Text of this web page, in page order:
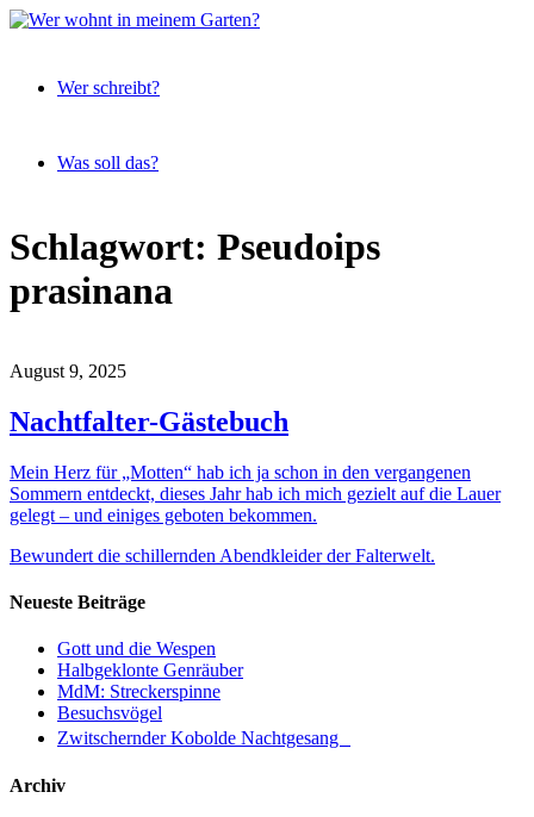
wohnt
meinem
vor der
Terrassentür
Wer schreibt?
Was soll das?
Skip
to
Schlagwort: Pseudoips
prasinana
August 9, 2025
Nachtfalter-Gästebuch
Mein Herz für „Motten“ hab ich ja schon in den vergangenen
Sommern entdeckt, dieses Jahr hab ich mich gezielt auf die Lauer
gelegt – und einiges geboten bekommen.
Bewundert die schillernden Abendkleider der Falterwelt.
Neueste Beiträge
Gott und die Wespen
Halbgeklonte Genräuber
MdM: Streckerspinne
Besuchsvögel
Zwitschernder Kobolde Nachtgesang
Archiv